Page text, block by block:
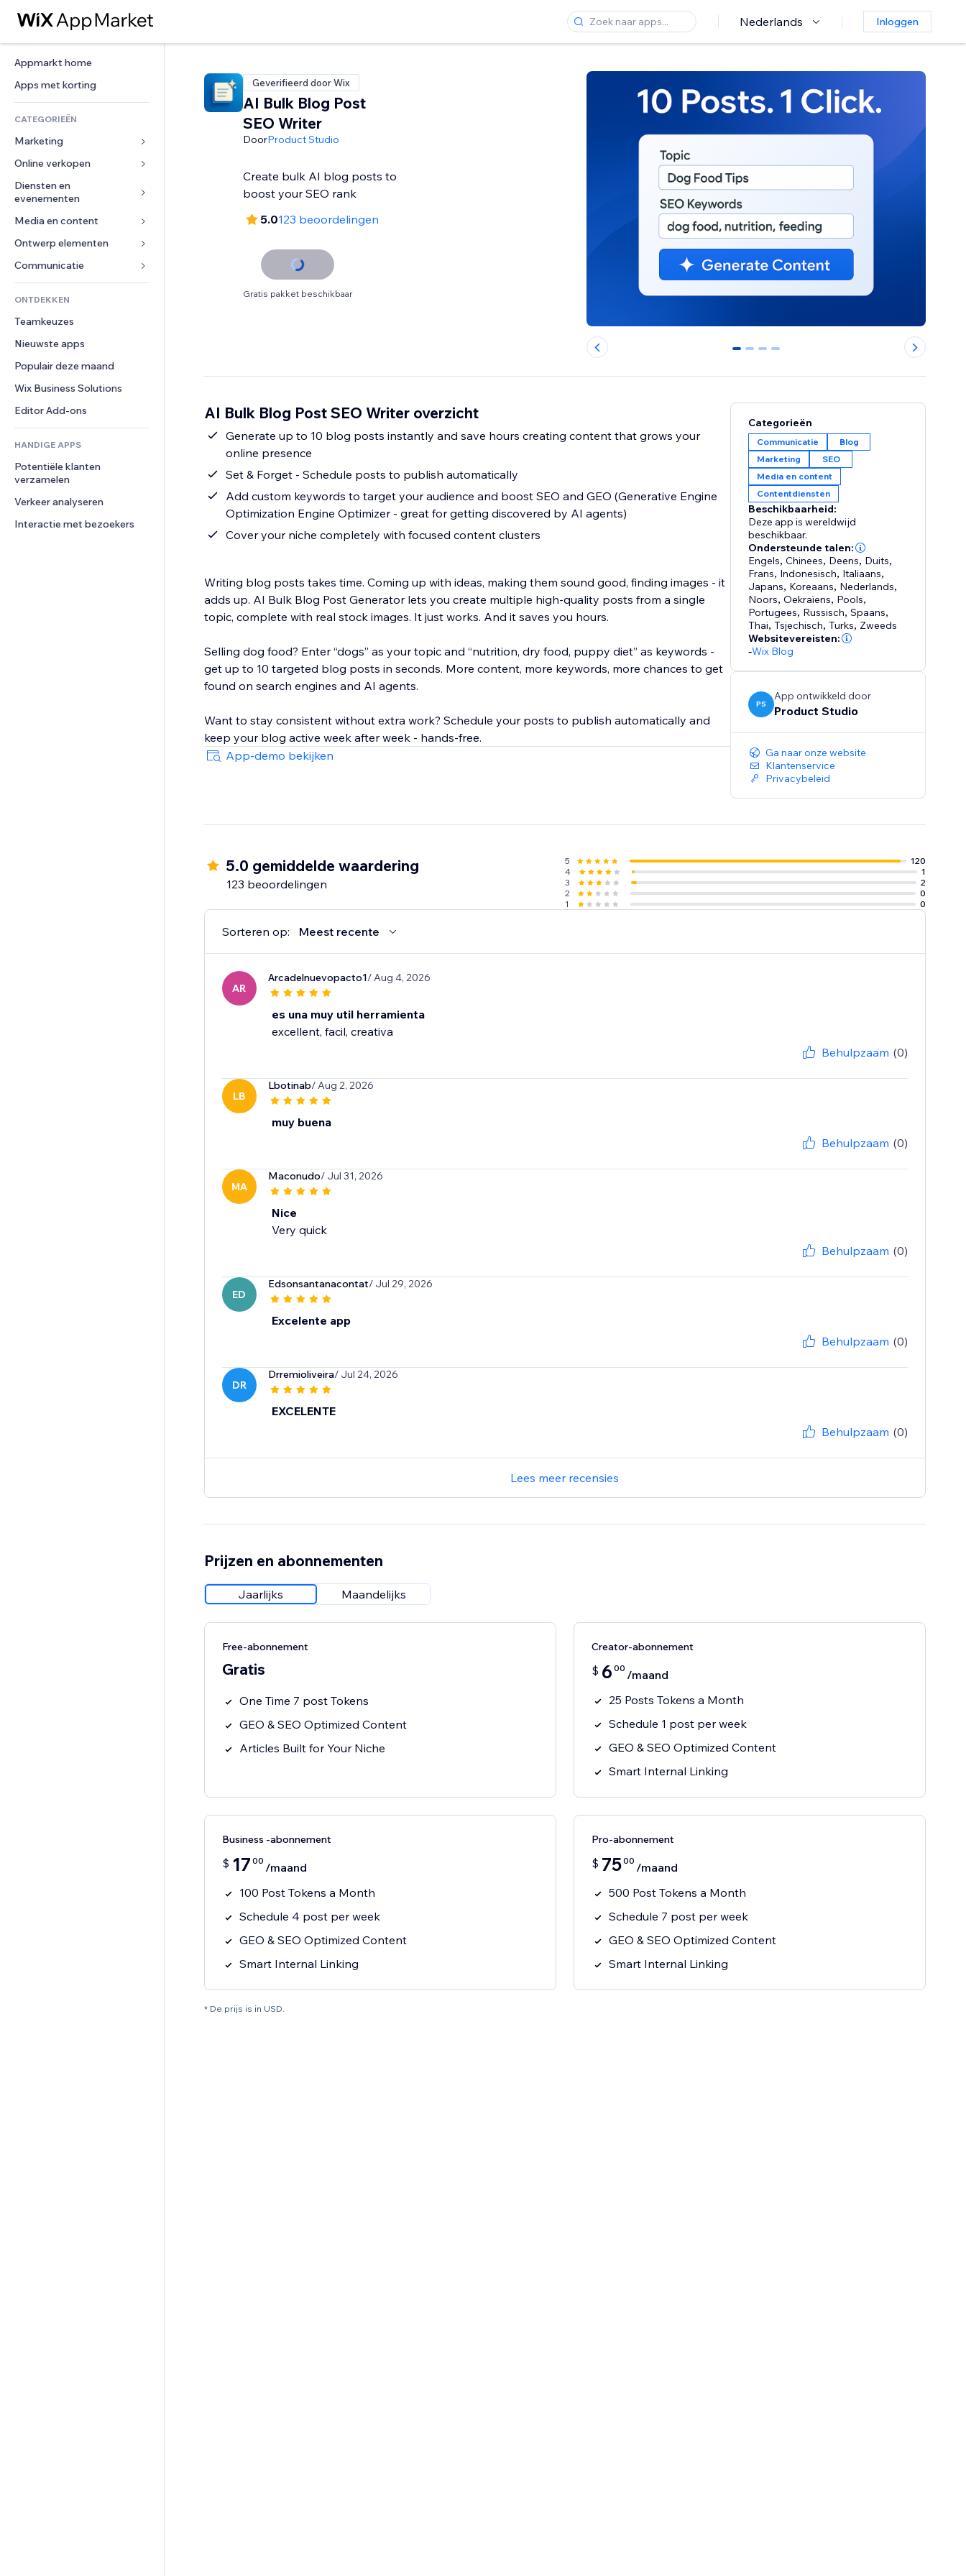
Nederlands Inloggen
Appmarkt home
Apps met korting
CATEGORIEËN
Marketing
Advertenties
Mobiel
Analytics
Social media
SEO
Betrokkenheid
Websitevermeldingen
E-mail
Conversie
Online verkopen
Apps voor webshops
Verzending en levering
Verkoopknoppen
Online cursussen
Print on demand
Boekhouding
Coupons en loyaliteit
Opslagoplossingen
Dropshipping
Prijzen en abonnementen
Crowdfunding
Eten en drinken
Diensten en
evenementen
Hotels
Evenementen
Restaurants
Vastgoed
Boekingen
Media en content
Galerij
Muziek
Podcasts
Fotografie
Video
PDF
Bestanden delen
Nieuws
Ontwerp elementen
Kaarten en navigatie
Privacy en beveiliging
Ontime
Pagina templates
Afbeeldingseffecten
Knoppen en menu's
Banners en badges
Rekenmachines
Zoeken
Weer
Grafieken en tabellen
Formulieren
Enquêtes
Chat
Opmerkingen
Telefoonnummer
Community
Beoordelingen en testimonials
CRM
ONTDEKKEN
Teamkeuzes
Nieuwste apps
Populair deze maand
Wix Business Solutions
Editor Add-ons
HANDIGE APPS
Potentiële klanten
verzamelen
Verkeer analyseren
Interactie met bezoekers
Geverifieerd door Wix
AI Bulk Blog Post
SEO Writer
DoorProduct Studio
Create bulk AI blog posts to
boost your SEO rank
5.0123 beoordelingen
Gratis pakket beschikbaar
0 1 2 3
AI Bulk Blog Post SEO Writer overzicht
Generate up to 10 blog posts instantly and save hours creating content that grows your
online presence
Set & Forget - Schedule posts to publish automatically
Add custom keywords to target your audience and boost SEO and GEO (Generative Engine
Optimization Engine Optimizer - great for getting discovered by AI agents)
Cover your niche completely with focused content clusters
Writing blog posts takes time. Coming up with ideas, making them sound good, finding images - it
adds up. AI Bulk Blog Post Generator lets you create multiple high-quality posts from a single
topic, complete with real stock images. It just works. And it saves you hours.
Selling dog food? Enter “dogs” as your topic and “nutrition, dry food, puppy diet” as keywords -
get up to 10 targeted blog posts in seconds. More content, more keywords, more chances to get
found on search engines and AI agents.
Want to stay consistent without extra work? Schedule your posts to publish automatically and
keep your blog active week after week - hands-free.
App-demo bekijken
Categorieën
Communicatie
Blog
Marketing
SEO
Media en content
Contentdiensten
Beschikbaarheid:
Deze app is wereldwijd
beschikbaar.
Ondersteunde talen:
Engels,Chinees, Deens, Duits,
Frans, Indonesisch, Italiaans,
Japans, Koreaans, Nederlands,
Noors,Oekraïens, Pools,
Portugees, Russisch,Spaans,
Thai,Tsjechisch,Turks, Zweeds
Websitevereisten:
-Wix Blog
PS
App ontwikkeld door
Product Studio
Ga naar onze website
Klantenservice
Privacybeleid
5.0 gemiddelde waardering
123 beoordelingen
5
120
4
1
3
2
2
0
1
0
Sorteren op: Meest recente
AR
Arcadelnuevopacto1/ Aug 4, 2026
es una muy util herramienta
excellent, facil, creativa
Behulpzaam (0)
LB
Lbotinab/ Aug 2, 2026
muy buena
Behulpzaam (0)
MA
Maconudo/ Jul 31, 2026
Nice
Very quick
Behulpzaam (0)
ED
Edsonsantanacontat/ Jul 29, 2026
Excelente app
Behulpzaam (0)
DR
Drremioliveira/ Jul 24, 2026
EXCELENTE
Behulpzaam (0)
Lees meer recensies
Prijzen en abonnementen
Jaarlijks Maandelijks
Free-abonnement
Gratis
One Time 7 post Tokens
GEO & SEO Optimized Content
Articles Built for Your Niche
Creator-abonnement
$ 6 00 /maand
25 Posts Tokens a Month
Schedule 1 post per week
GEO & SEO Optimized Content
Smart Internal Linking
Business -abonnement
$ 17 00 /maand
100 Post Tokens a Month
Schedule 4 post per week
GEO & SEO Optimized Content
Smart Internal Linking
Pro-abonnement
$ 7500 /maand
500 Post Tokens a Month
Schedule 7 post per week
GEO & SEO Optimized Content
Smart Internal Linking
* De prijs is in USD.